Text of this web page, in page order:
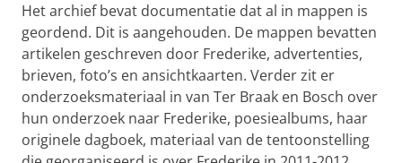
Het archief bevat documentatie dat al in mappen is
geordend. Dit is aangehouden. De mappen bevatten
artikelen geschreven door Frederike, advertenties,
brieven, foto’s en ansichtkaarten. Verder zit er
onderzoeksmateriaal in van Ter Braak en Bosch over
hun onderzoek naar Frederike, poesiealbums, haar
originele dagboek, materiaal van de tentoonstelling